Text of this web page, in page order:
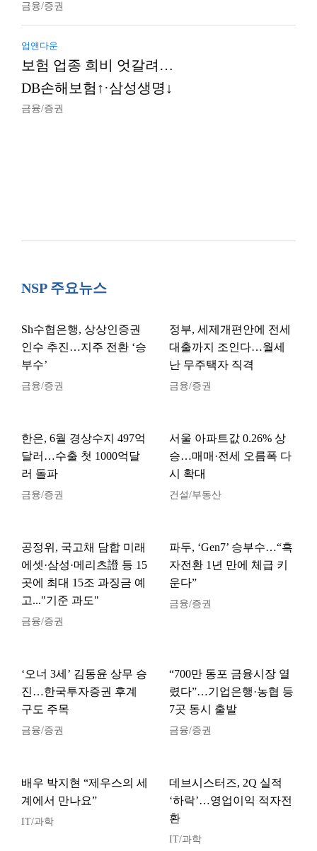
금융/증권
업앤다운
보험 업종 희비 엇갈려…
DB손해보험↑·삼성생명↓
금융/증권
NSP 주요뉴스
Sh수협은행, 상상인증권
인수 추진…지주 전환 ‘승
부수’
금융/증권
정부, 세제개편안에 전세
대출까지 조인다…월세
난 무주택자 직격
금융/증권
한은, 6월 경상수지 497억
달러…수출 첫 1000억달
러 돌파
금융/증권
서울 아파트값 0.26% 상
승…매매·전세 오름폭 다
시 확대
건설/부동산
공정위, 국고채 담합 미래
에셋·삼성·메리츠證 등 15
곳에 최대 15조 과징금 예
고..."기준 과도"
금융/증권
파두, ‘Gen7’ 승부수…“흑
자전환 1년 만에 체급 키
운다”
금융/증권
‘오너 3세’ 김동윤 상무 승
진…한국투자증권 후계
구도 주목
금융/증권
“700만 동포 금융시장 열
렸다”…기업은행·농협 등
7곳 동시 출발
금융/증권
배우 박지현 “제우스의 세
계에서 만나요”
IT/과학
데브시스터즈, 2Q 실적
‘하락’…영업이익 적자전
환
IT/과학